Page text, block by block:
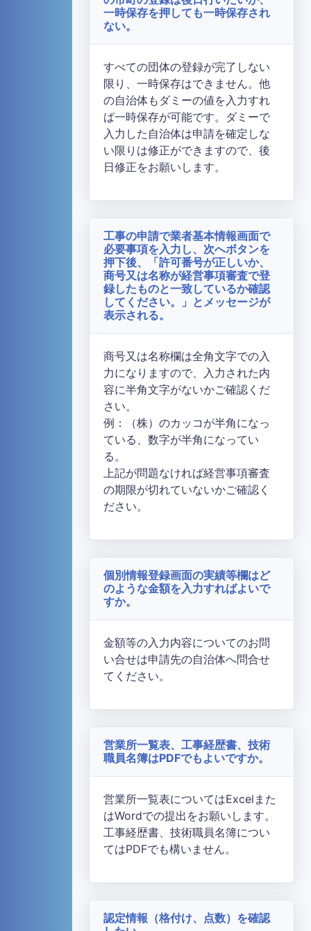
一時保存を押しても一時保存され
ない。
すべての団体の登録が完了しない
限り、一時保存はできません。他
の自治体もダミーの値を入力すれ
ば一時保存が可能です。ダミーで
入力した自治体は申請を確定しな
い限りは修正ができますので、後
日修正をお願いします。
工事の申請で業者基本情報画面で
必要事項を入力し、次へボタンを
押下後、「許可番号が正しいか、
商号又は名称が経営事項審査で登
録したものと一致しているか確認
してください。」とメッセージが
表示される。
商号又は名称欄は全角文字での入
力になりますので、入力された内
容に半角文字がないかご確認くだ
さい。
例：（株）のカッコが半角になっ
ている、数字が半角になってい
る。
上記が問題なければ経営事項審査
の期限が切れていないかご確認く
ださい。
個別情報登録画面の実績等欄はど
のような金額を入力すればよいで
すか。
金額等の入力内容についてのお問
い合せは申請先の自治体へ問合せ
てください。
営業所一覧表、工事経歴書、技術
職員名簿はPDFでもよいですか。
営業所一覧表についてはExcelまた
はWordでの提出をお願いします。
工事経歴書、技術職員名簿につい
てはPDFでも構いません。
認定情報（格付け、点数）を確認